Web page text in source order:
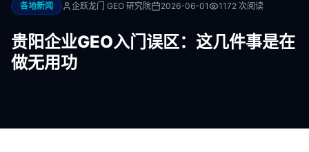
各地新闻 企跃龙门 GEO 研究院 2026-06-01 1172 次阅读
贵阳企业GEO入门误区：这几件事是在
做无用功